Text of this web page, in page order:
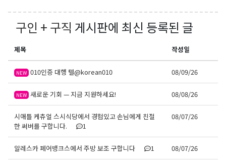
구인 + 구직 게시판에 최신 등록된 글
제목 작성일
NEW 010인증 대행 텔@korean010 08/09/26
NEW 새로운 기회 — 지금 지원하세요! 08/08/26
시애틀 케츄얼 스시식당에서 경험있고 손님에게 친절
한 써버를 구합니다.
1
08/07/26
알레스카 페어뱅크스에서 주방 보조 구합니다 1 08/07/26